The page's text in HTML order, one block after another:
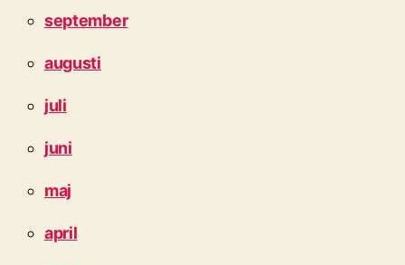
september
augusti
juli
juni
maj
april